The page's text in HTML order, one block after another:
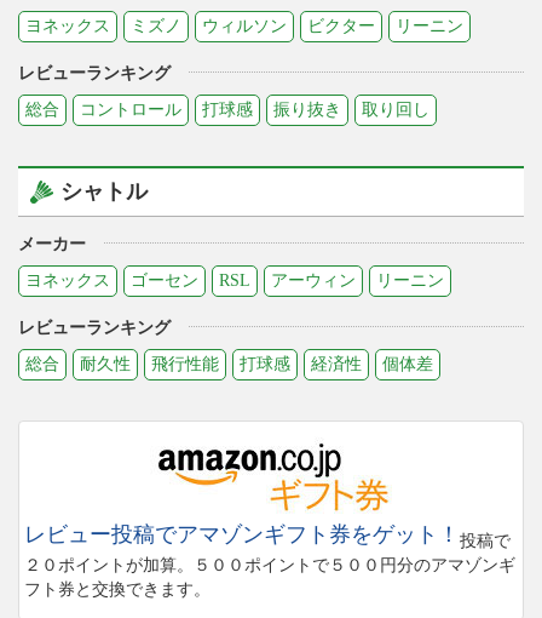
ヨネックス
ミズノ ウィルソン ビクター リーニン
レビューランキング
総合
コントロール 打球感 振り抜き 取り回し
シャトル
メーカー
ヨネックス
ゴーセン RSL アーウィン リーニン
レビューランキング
総合
耐久性 飛行性能 打球感 経済性 個体差
レビュー投稿でアマゾンギフト券をゲット！ 投稿で
２０ポイントが加算。５００ポイントで５００円分のアマゾンギ
フト券と交換できます。